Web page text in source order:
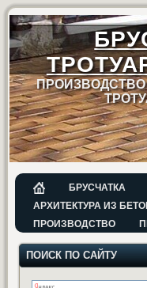
ПРОИЗВОДСТВО
БРУСЧАТКА
АРХИТЕКТУРА ИЗ
ПРОИЗВОДСТВО
ПОИСК ПО САЙТУ